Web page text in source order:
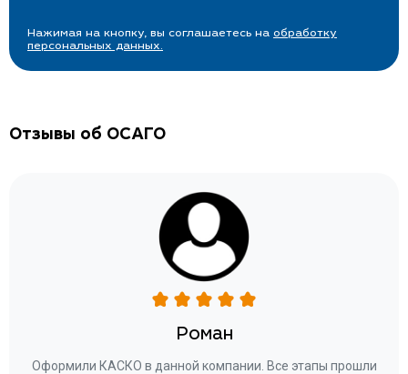
Нажимая на кнопку, вы соглашаетесь на обработку
персональных данных.
Отзывы об ОСАГО
Роман
Оформили КАСКО в данной компании. Все этапы прошли